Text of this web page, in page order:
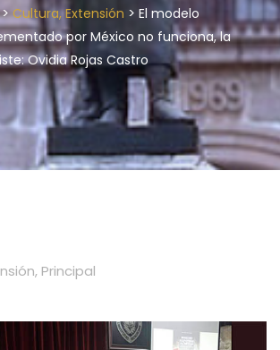
Cultura, Extensión > El modelo
por México no funciona, la
Ovidia Rojas Castro
, Principal